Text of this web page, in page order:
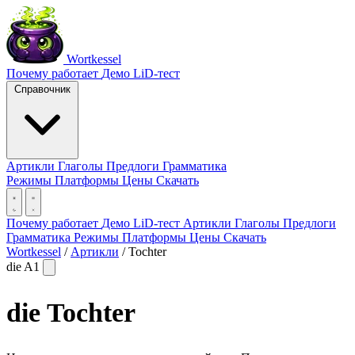
Wortkessel
Почему работает Демо LiD-тест
Справочник
Артикли Глаголы Предлоги Грамматика
Режимы Платформы Цены Скачать
Почему работает Демо LiD-тест Артикли Глаголы Предлоги
Грамматика Режимы Платформы Цены Скачать
Wortkessel / Артикли / Tochter
die A1
die Tochter